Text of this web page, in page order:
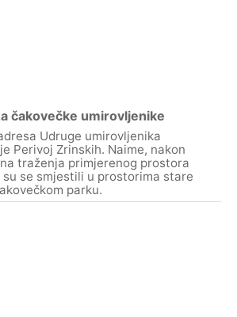
čakovečke umirovljenike
Udruge umirovljenika
Perivoj Zrinskih. Naime, nakon
traženja primjerenog prostora
su se smjestili u prostorima stare
parku.